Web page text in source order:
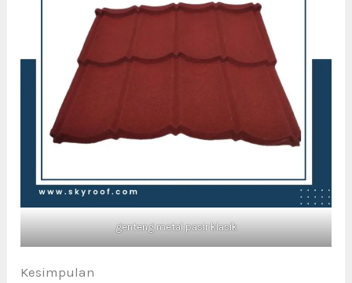
genteng metal pasir klasik
Kesimpulan